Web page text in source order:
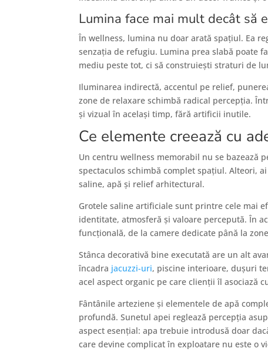
Lumina face mai mult decât să
În wellness, lumina nu doar arată spațiul. Ea
senzația de refugiu. Lumina prea slabă poate
mediu peste tot, ci să construiești straturi de
Iluminarea indirectă, accentul pe relief,
zone de relaxare schimbă radical percepția.
și vizual în același timp, fără artificii inutile.
Ce elemente creează cu
Un centru wellness memorabil nu se bazează
spectaculos schimbă complet spațiul. Alteori,
saline, apă și relief arhitectural.
Grotele saline artificiale sunt printre cele mai
identitate, atmosferă și valoare percepută. În
funcțională, de la camere dedicate până la
Stânca decorativă bine executată are un alt
încadra jacuzzi-uri, piscine interioare, dușuri
acel aspect organic pe care clienții îl asociază
Fântânile arteziene și elementele de apă
profundă. Sunetul apei reglează percepția
aspect esențial: apa trebuie introdusă doar
care devine complicat în exploatare nu este o